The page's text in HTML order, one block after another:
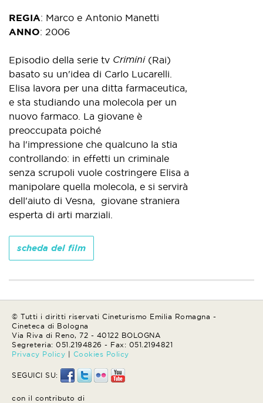
REGIA: Marco e Antonio Manetti
ANNO: 2006
Episodio della serie tv Crimini (Rai)
basato su un'idea di Carlo Lucarelli.
Elisa lavora per una ditta farmaceutica,
e sta studiando una molecola per un
nuovo farmaco. La giovane è
preoccupata poiché
ha l'impressione che qualcuno la stia
controllando: in effetti un criminale
senza scrupoli vuole costringere Elisa a
manipolare quella molecola, e si servirà
dell'aiuto di Vesna, giovane straniera
esperta di arti marziali.
scheda del film
© Tutti i diritti riservati Cineturismo Emilia Romagna -
Cineteca di Bologna
Via Riva di Reno, 72 - 40122 BOLOGNA
Segreteria: 051.2194826 - Fax: 051.2194821
Privacy Policy | Cookies Policy
SEGUICI SU:
con il contributo di